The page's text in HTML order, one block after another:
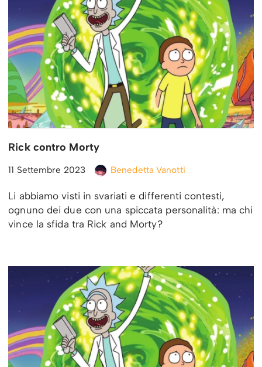
Rick contro Morty
11 Settembre 2023 Benedetta Vanotti
Li abbiamo visti in svariati e differenti contesti,
ognuno dei due con una spiccata personalità: ma chi
vince la sfida tra Rick and Morty?